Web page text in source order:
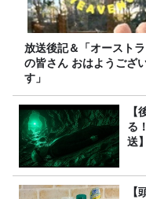
放送後記＆「オースト
の皆さん おはようござ
す」
る
送】